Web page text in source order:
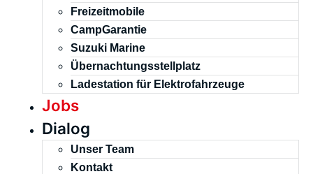
Freizeitmobile
CampGarantie
Suzuki Marine
Übernachtungsstellplatz
Ladestation für Elektrofahrzeuge
Jobs
Dialog
Unser Team
Kontakt